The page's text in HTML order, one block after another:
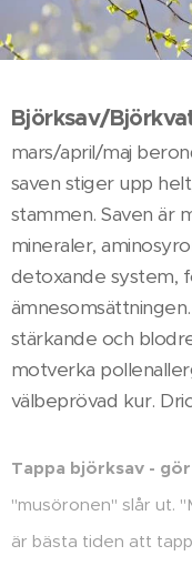
Björksav/
mars/april/maj
saven stiger upp
stammen. Saven är
mineraler,
detoxande system,
stärkande och
motverka
välbeprövad kur.
Tappa björksav -
"musöronen" slår ut.
är bästa tiden att